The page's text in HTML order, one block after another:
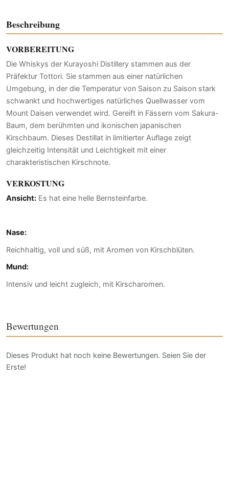
Beschreibung
VORBEREITUNG
Die Whiskys der Kurayoshi Distillery stammen aus der
Präfektur Tottori. Sie stammen aus einer natürlichen
Umgebung, in der die Temperatur von Saison zu Saison stark
schwankt und hochwertiges natürliches Quellwasser vom
Mount Daisen verwendet wird. Gereift in Fässern vom Sakura-
Baum, dem berühmten und ikonischen japanischen
Kirschbaum. Dieses Destillat in limitierter Auflage zeigt
gleichzeitig Intensität und Leichtigkeit mit einer
charakteristischen Kirschnote.
VERKOSTUNG
Ansicht: Es hat eine helle Bernsteinfarbe.
Nase:
Reichhaltig, voll und süß, mit Aromen von Kirschblüten.
Mund:
Intensiv und leicht zugleich, mit Kirscharomen.
Bewertungen
Dieses Produkt hat noch keine Bewertungen. Seien Sie der
Erste!